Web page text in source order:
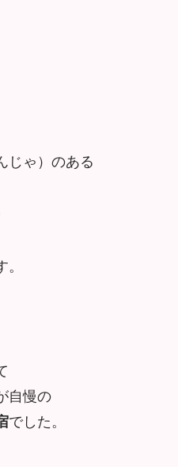
じゃ）のある
自慢の
でした。